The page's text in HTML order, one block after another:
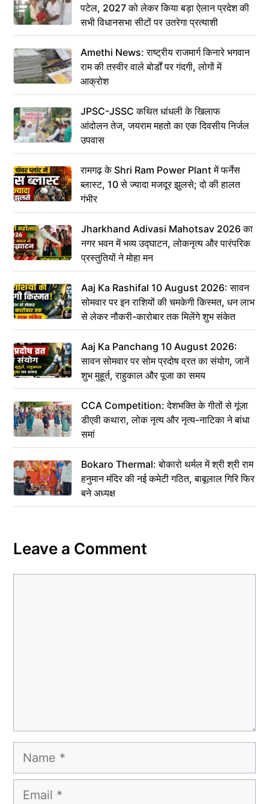
पटेल, 2027 को लेकर किया बड़ा ऐलान प्रदेश की
सभी विधानसभा सीटों पर उतरेगा प्रत्याशी
Amethi News: राष्ट्रीय राजमार्ग किनारे भगवान
राम की तस्वीर वाले बोर्डों पर गंदगी, लोगों में
आक्रोश
JPSC-JSSC कथित धांधली के खिलाफ
आंदोलन तेज, जयराम महतो का एक दिवसीय निर्जल
उपवास
रामगढ़ के Shri Ram Power Plant में फर्नेस
ब्लास्ट, 10 से ज्यादा मजदूर झुलसे; दो की हालत
गंभीर
Jharkhand Adivasi Mahotsav 2026 का
नगर भवन में भव्य उद्घाटन, लोकनृत्य और पारंपरिक
प्रस्तुतियों ने मोहा मन
Aaj Ka Rashifal 10 August 2026: सावन
सोमवार पर इन राशियों की चमकेगी किस्मत, धन लाभ
से लेकर नौकरी-कारोबार तक मिलेंगे शुभ संकेत
Aaj Ka Panchang 10 August 2026:
सावन सोमवार पर सोम प्रदोष व्रत का संयोग, जानें
शुभ मुहूर्त, राहुकाल और पूजा का समय
CCA Competition: देशभक्ति के गीतों से गूंजा
डीएवी कथारा, लोक नृत्य और नृत्य-नाटिका ने बांधा
समां
Bokaro Thermal: बोकारो थर्मल में श्री श्री राम
हनुमान मंदिर की नई कमेटी गठित, बाबूलाल गिरि फिर
बने अध्यक्ष
Leave a Comment
Name
Email